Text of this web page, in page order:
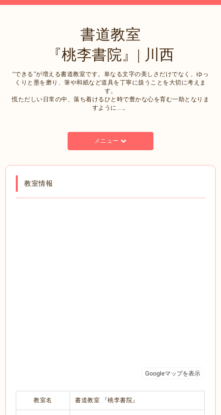
書道教室
『桃李書院』| 川西
“できる”が増える書道教室です。単なる文字の美しさだけでなく、ゆっ
くりと墨を磨り、筆や和紙など道具を丁寧に扱うことを大切に考えま
す。
慌ただしい日常の中、落ち着けるひと時で豊かな心を育む一助となりま
すように…。
メニュー
教室情報
教室名 書道教室 『桃李書院』